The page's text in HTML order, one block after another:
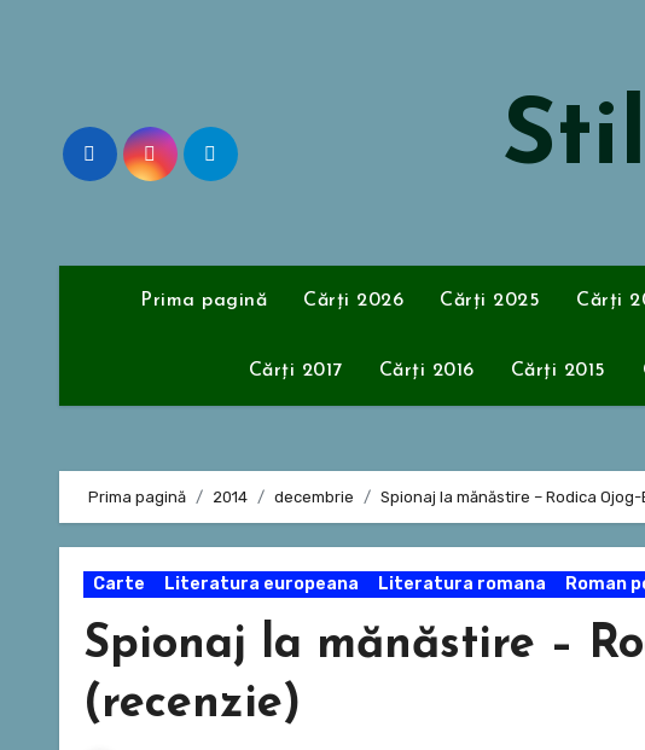
Prima pagină Cărți 2026 Cărți 2025 Cărți
Cărți 2017 Cărți 2016 Cărți 2015
Prima pagină 2014 decembrie Spionaj la mănăstire – Rodica
Carte Literatura europeana Literatura romana Roman
Spionaj la mănăstire –
(recenzie)